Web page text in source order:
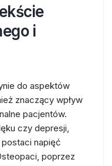
i
do aspektów
znaczący wpływ
pacjentów.
czy depresji,
napięć
poprzez